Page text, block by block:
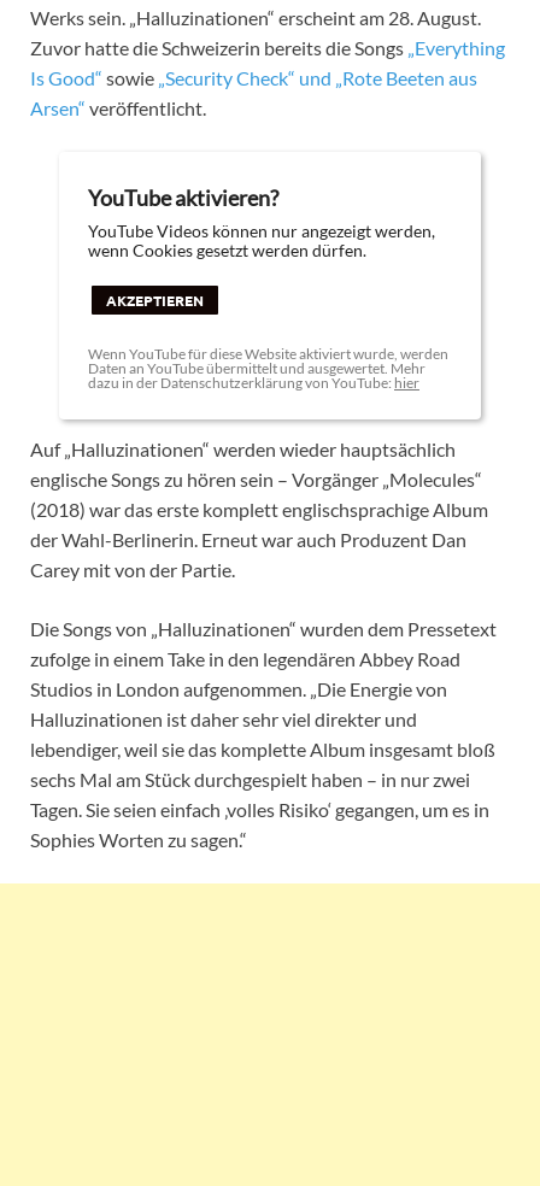
Werks sein. „Halluzinationen“ erscheint am 28. August.
Zuvor hatte die Schweizerin bereits die Songs „Everything
Is Good“ sowie „Security Check“ und „Rote Beeten aus
Arsen“ veröffentlicht.
YouTube aktivieren?
YouTube Videos können nur angezeigt werden,
wenn Cookies gesetzt werden dürfen.
AKZEPTIEREN
Wenn YouTube für diese Website aktiviert wurde, werden
Daten an YouTube übermittelt und ausgewertet. Mehr
dazu in der Datenschutzerklärung von YouTube: hier
Auf „Halluzinationen“ werden wieder hauptsächlich
englische Songs zu hören sein – Vorgänger „Molecules“
(2018) war das erste komplett englischsprachige Album
der Wahl-Berlinerin. Erneut war auch Produzent Dan
Carey mit von der Partie.
Die Songs von „Halluzinationen“ wurden dem Pressetext
zufolge in einem Take in den legendären Abbey Road
Studios in London aufgenommen. „Die Energie von
Halluzinationen ist daher sehr viel direkter und
lebendiger, weil sie das komplette Album insgesamt bloß
sechs Mal am Stück durchgespielt haben – in nur zwei
Tagen. Sie seien einfach ‚volles Risiko‘ gegangen, um es in
Sophies Worten zu sagen.“